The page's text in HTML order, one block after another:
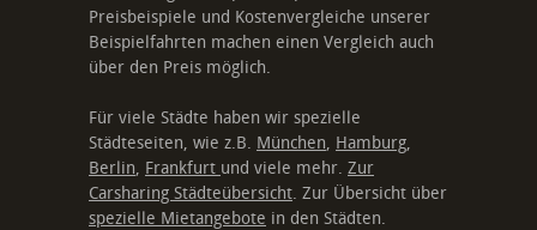
Preisbeispiele und Kostenvergleiche unserer
Beispielfahrten machen einen Vergleich auch
über den Preis möglich.
Für viele Städte haben wir spezielle
Städteseiten, wie z.B. München, Hamburg,
Berlin, Frankfurt und viele mehr. Zur
Carsharing Städteübersicht. Zur Übersicht über
spezielle Mietangebote in den Städten.